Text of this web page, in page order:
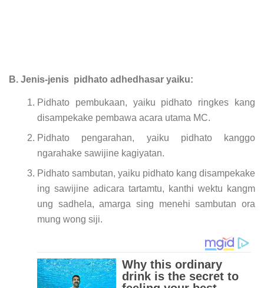
B. Jenis-jenis pidhato adhedhasar yaiku:
Pidhato pembukaan, yaiku pidhato ringkes kang
disampekake pembawa acara utama MC.
Pidhato pengarahan, yaiku pidhato kanggo
ngarahake sawijine kagiyatan.
Pidhato sambutan, yaiku pidhato kang disampekake
ing sawijine adicara tartamtu, kanthi wektu kangm
ung sadhela, amarga sing menehi sambutan ora
mung wong siji.